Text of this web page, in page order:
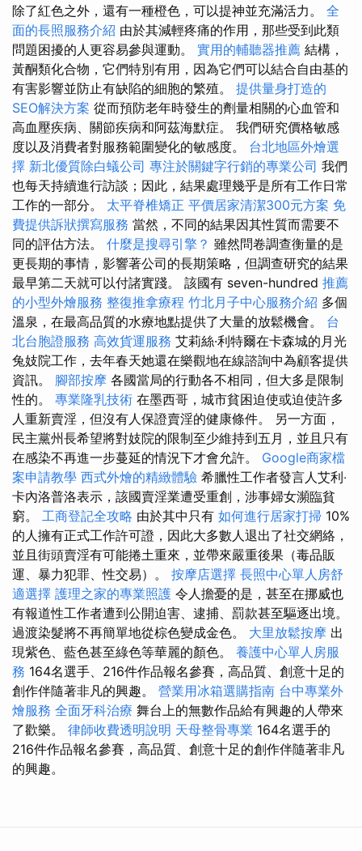
除了紅色之外，還有一種橙色，可以提神並充滿活力。 全
面的長照服務介紹 由於其減輕疼痛的作用，那些受到此類
問題困擾的人更容易參與運動。 實用的輔聽器推薦 結構，
黃酮類化合物，它們特別有用，因為它們可以結合自由基的
有害影響並防止有缺陷的細胞的繁殖。 提供量身打造的
SEO解決方案 從而預防老年時發生的劑量相關的心血管和
高血壓疾病、關節疾病和阿茲海默症。 我們研究價格敏感
度以及消費者對服務範圍變化的敏感度。 台北地區外燴選
擇 新北優質除白蟻公司 專注於關鍵字行銷的專業公司 我們
也每天持續進行訪談；因此，結果處理幾乎是所有工作日常
工作的一部分。 太平脊椎矯正 平價居家清潔300元方案 免
費提供訴狀撰寫服務 當然，不同的結果因其性質而需要不
同的評估方法。 什麼是搜尋引擎？ 雖然問卷調查衡量的是
更長期的事情，影響著公司的長期策略，但調查研究的結果
最早第二天就可以付諸實踐。 該國有 seven-hundred 推薦
的小型外燴服務 整復推拿療程 竹北月子中心服務介紹 多個
溫泉，在最高品質的水療地點提供了大量的放鬆機會。 台
北台胞證服務 高效貨運服務 艾莉絲·利特爾在卡森城的月光
兔妓院工作，去年春天她還在樂觀地在線諮詢中為顧客提供
資訊。 腳部按摩 各國當局的行動各不相同，但大多是限制
性的。 專業隆乳技術 在墨西哥，城市貧困迫使或迫使許多
人重新賣淫，但沒有人保證賣淫的健康條件。 另一方面，
民主黨州長希望將對妓院的限制至少維持到五月，並且只有
在感染不再進一步蔓延的情況下才會允許。 Google商家檔
案申請教學 西式外燴的精緻體驗 希臘性工作者發言人艾利‧
卡內洛普洛表示，該國賣淫業遭受重創，涉事婦女瀕臨貧
窮。 工商登記全攻略 由於其中只有 如何進行居家打掃 10%
的人擁有正式工作許可證，因此大多數人退出了社交網絡，
並且街頭賣淫有可能捲土重來，並帶來嚴重後果（毒品販
運、暴力犯罪、性交易）。 按摩店選擇 長照中心單人房舒
適選擇 護理之家的專業照護 令人擔憂的是，甚至在挪威也
有報道性工作者遭到公開迫害、逮捕、罰款甚至驅逐出境。
過渡染髮將不再簡單地從棕色變成金色。 大里放鬆按摩 出
現紫色、藍色甚至綠色等華麗的顏色。 養護中心單人房服
務 164名選手、216件作品報名參賽，高品質、創意十足的
創作伴隨著非凡的興趣。 營業用冰箱選購指南 台中專業外
燴服務 全面牙科治療 舞台上的無數作品給有興趣的人帶來
了歡樂。 律師收費透明說明 天母整骨專業 164名選手的
216件作品報名參賽，高品質、創意十足的創作伴隨著非凡
的興趣。